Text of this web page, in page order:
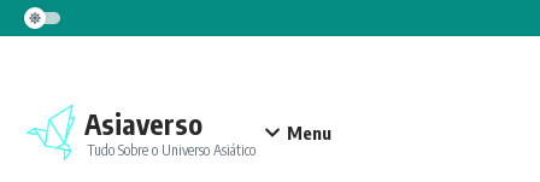
Ir para o conteúdo
Asiaverso
Tudo Sobre o Universo Asiático
Menu